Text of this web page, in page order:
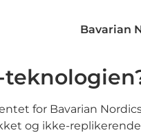
Bavarian
for Bavarian
og ikke-